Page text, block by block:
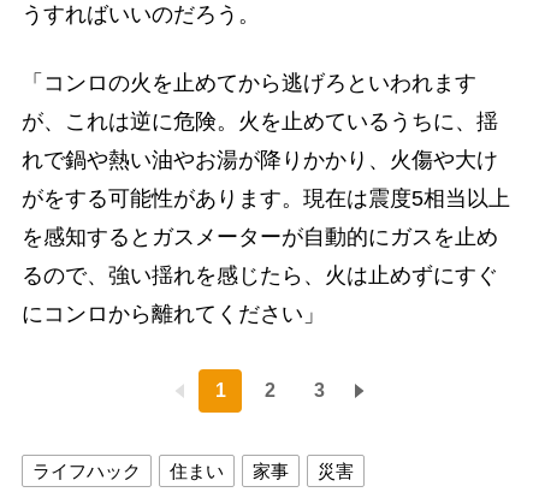
うすればいいのだろう。
「コンロの火を止めてから逃げろといわれます
が、これは逆に危険。火を止めているうちに、揺
れで鍋や熱い油やお湯が降りかかり、火傷や大け
がをする可能性があります。現在は震度5相当以上
を感知するとガスメーターが自動的にガスを止め
るので、強い揺れを感じたら、火は止めずにすぐ
にコンロから離れてください」
1 2 3
ライフハック 住まい 家事 災害